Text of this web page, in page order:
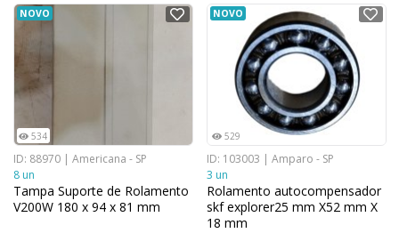
NOVO
534
ID: 88970 | Americana - SP
8 un
Tampa Suporte de Rolamento
V200W 180 x 94 x 81 mm
NOVO
529
ID: 103003 | Amparo - SP
3 un
Rolamento autocompensador
skf explorer25 mm X52 mm X
18 mm